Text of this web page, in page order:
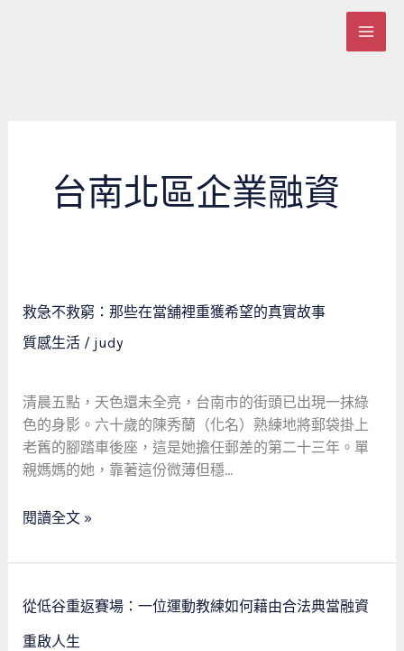
台南北區企業融資
救急不救窮：那些在當舖裡重獲希望的真實故事
質感生活/ judy
清晨五點，天色還未全亮，台南市的街頭已出現一抹綠
色的身影。六十歲的陳秀蘭（化名）熟練地將郵袋掛上
老舊的腳踏車後座，這是她擔任郵差的第二十三年。單
親媽媽的她，靠著這份微薄但穩…
救
急
不
窮：
那
些
在
當
裡
希
望
的
閱讀全文 »
從低谷重返賽場：一位運動教練如何藉由合法典當融資
重啟人生
從
低
谷